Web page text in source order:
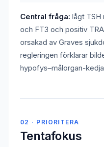
Central fråga: lågt TSH
och FT3 och positiv
orsakad av Graves
regleringen förklarar
hypofys–målorgan-
02 · PRIORITERA
Tentafokus